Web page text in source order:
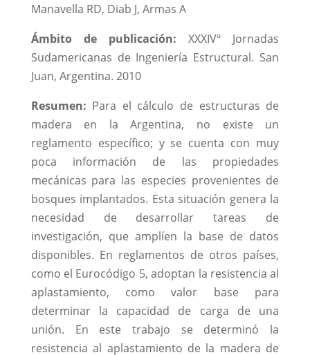
Manavella RD, Diab J, Armas A
Ámbito de publicación: XXXIVº Jornadas
Sudamericanas de Ingeniería Estructural. San
Juan, Argentina. 2010
Resumen: Para el cálculo de estructuras de
madera en la Argentina, no existe un
reglamento específico; y se cuenta con muy
poca información de las propiedades
mecánicas para las especies provenientes de
bosques implantados. Esta situación genera la
necesidad de desarrollar tareas de
investigación, que amplíen la base de datos
disponibles. En reglamentos de otros países,
como el Eurocódigo 5, adoptan la resistencia al
aplastamiento, como valor base para
determinar la capacidad de carga de una
unión. En este trabajo se determinó la
resistencia al aplastamiento de la madera de